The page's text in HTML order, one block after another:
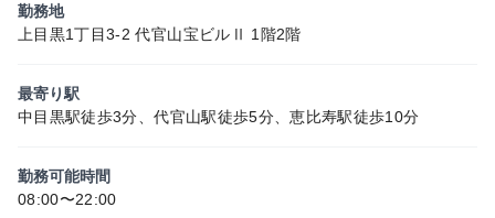
勤務地
上目黒1丁目3-2 代官山宝ビルⅡ 1階2階
最寄り駅
中目黒駅徒歩3分、代官山駅徒歩5分、恵比寿駅徒歩10分
勤務可能時間
08:00〜22:00